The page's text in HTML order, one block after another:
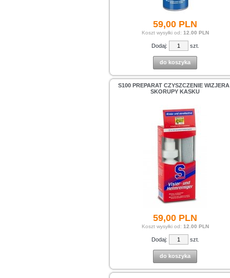
59,00 PLN
Koszt wysyłki od: 12.00 PLN
Dodaj: szt.
do koszyka
S100 PREPARAT CZYSZCZENIE
SKORUPY KASKU
59,00 PLN
Koszt wysyłki od: 12.00 PLN
Dodaj: szt.
do koszyka